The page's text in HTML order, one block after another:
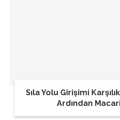
Sıla Yolu Girişimi
Ardından